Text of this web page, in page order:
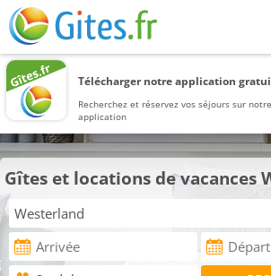
Télécharger notre application
Recherchez et réservez vos séjours sur notre
application
Gîtes et locations de vacances